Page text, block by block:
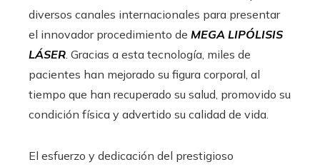
diversos canales internacionales para presentar
el innovador procedimiento de MEGA LIPÓLISIS
LÁSER . Gracias a esta tecnología, miles de
pacientes han mejorado su figura corporal, al
tiempo que han recuperado su salud, promovido su
condición física y advertido su calidad de vida.
El esfuerzo y dedicación del prestigioso